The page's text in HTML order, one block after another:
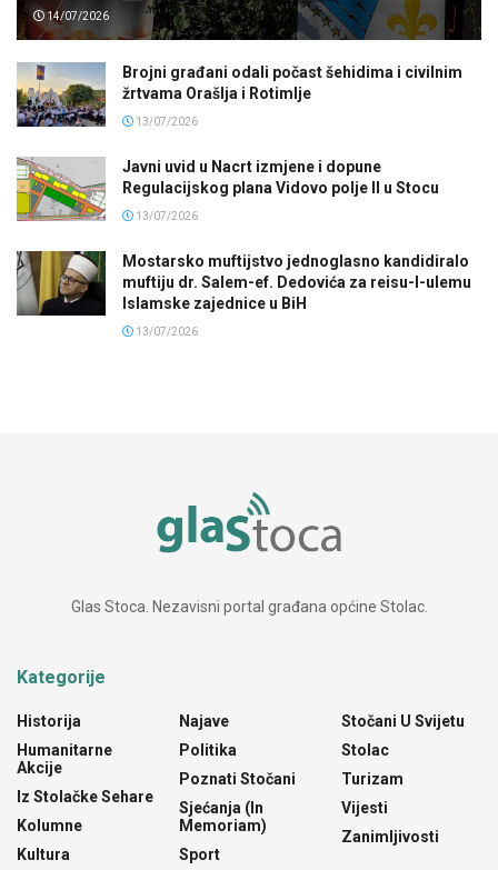
14/07/2026
Brojni građani odali počast šehidima i civilnim
žrtvama Orašlja i Rotimlje
13/07/2026
Javni uvid u Nacrt izmjene i dopune
Regulacijskog plana Vidovo polje II u Stocu
13/07/2026
Mostarsko muftijstvo jednoglasno kandidiralo
muftiju dr. Salem-ef. Dedovića za reisu-l-ulemu
Islamske zajednice u BiH
13/07/2026
Glas Stoca. Nezavisni portal građana općine Stolac.
Kategorije
Historija
Humanitarne
Akcije
Iz Stolačke Sehare
Kolumne
Kultura
Najave
Politika
Poznati Stočani
Sjećanja (In
Memoriam)
Sport
Stočani U Svijetu
Stolac
Turizam
Vijesti
Zanimljivosti